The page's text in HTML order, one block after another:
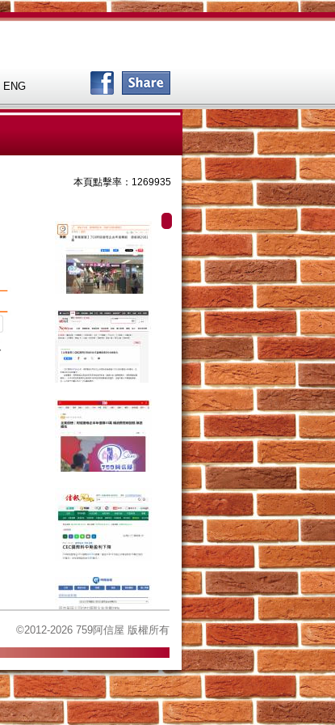
ENG
本頁點擊率：1269935
©2012-2026 759阿信屋 版權所有